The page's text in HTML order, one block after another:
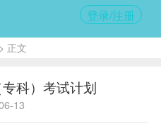
登录/注册
> 正文
科）考试计划
13